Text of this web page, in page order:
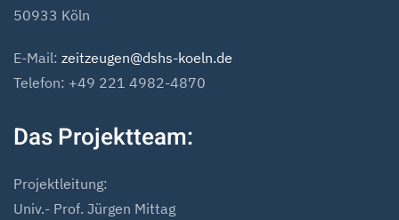
50933 Köln
E-Mail: zeitzeugen@dshs-koeln.de
Telefon: +49 221 4982-4870
Das Projektteam:
Projektleitung:
Univ.- Prof. Jürgen Mittag